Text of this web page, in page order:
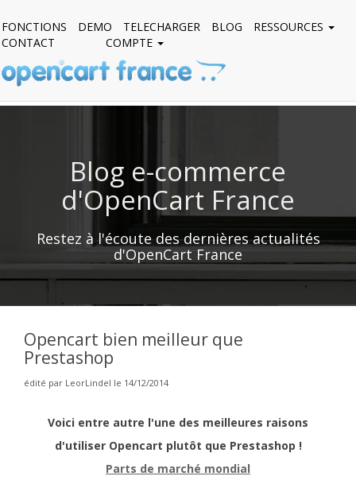
FONCTIONS DEMO TELECHARGER BLOG
RESSOURCES
CONTACT
COMPTE
Blog e-commerce
d'OpenCart France
Restez à l'écoute des dernières actualités
d'OpenCart France
Opencart bien meilleur que
Prestashop
édité par LeorLindel le 14/12/2014
Voici entre autre l'une des meilleures raisons
d'utiliser Opencart plutôt que Prestashop !
Parts de marché mondial